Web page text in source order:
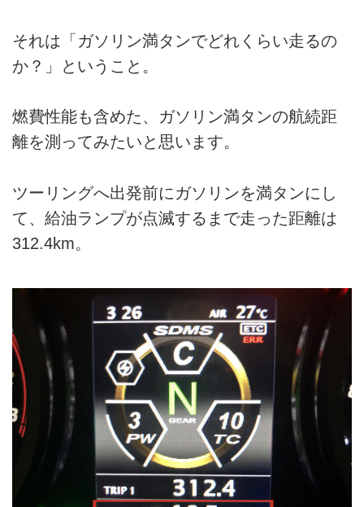
それは「ガソリン満タンでどれくらい走るの
か？」ということ。
燃費性能も含めた、ガソリン満タンの航続距
離を測ってみたいと思います。
ツーリングへ出発前にガソリンを満タンにし
て、給油ランプが点滅するまで走った距離は
312.4km。